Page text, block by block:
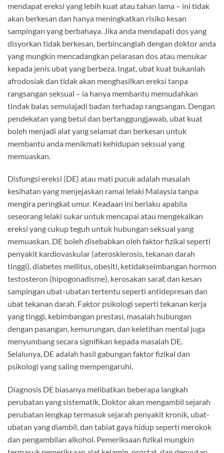
mendapat ereksi yang lebih kuat atau tahan lama – ini tidak
akan berkesan dan hanya meningkatkan risiko kesan
sampingan yang berbahaya. Jika anda mendapati dos yang
disyorkan tidak berkesan, berbincanglah dengan doktor anda
yang mungkin mencadangkan pelarasan dos atau menukar
kepada jenis ubat yang berbeza. Ingat, ubat kuat bukanlah
afrodosiak dan tidak akan menghasilkan ereksi tanpa
rangsangan seksual – ia hanya membantu memudahkan
tindak balas semulajadi badan terhadap rangsangan. Dengan
pendekatan yang betul dan bertanggungjawab, ubat kuat
boleh menjadi alat yang selamat dan berkesan untuk
membantu anda menikmati kehidupan seksual yang
memuaskan.
Disfungsi ereksi (DE) atau mati pucuk adalah masalah
kesihatan yang menjejaskan ramai lelaki Malaysia tanpa
mengira peringkat umur. Keadaan ini berlaku apabila
seseorang lelaki sukar untuk mencapai atau mengekalkan
ereksi yang cukup teguh untuk hubungan seksual yang
memuaskan. DE boleh disebabkan oleh faktor fizikal seperti
penyakit kardiovaskular (aterosklerosis, tekanan darah
tinggi), diabetes mellitus, obesiti, ketidakseimbangan hormon
testosteron (hipogonadisme), kerosakan saraf, dan kesan
sampingan ubat-ubatan tertentu seperti antidepresan dan
ubat tekanan darah. Faktor psikologi seperti tekanan kerja
yang tinggi, kebimbangan prestasi, masalah hubungan
dengan pasangan, kemurungan, dan keletihan mental juga
menyumbang secara signifikan kepada masalah DE.
Selalunya, DE adalah hasil gabungan faktor fizikal dan
psikologi yang saling mempengaruhi.
Diagnosis DE biasanya melibatkan beberapa langkah
perubatan yang sistematik. Doktor akan mengambil sejarah
perubatan lengkap termasuk sejarah penyakit kronik, ubat-
ubatan yang diambil, dan tabiat gaya hidup seperti merokok
dan pengambilan alkohol. Pemeriksaan fizikal mungkin